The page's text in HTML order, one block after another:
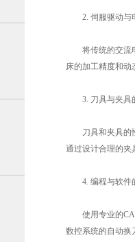
2. 伺服驱动与
将传统的交流电
床的加工精度和动
3. 刀具与夹具
刀具和夹具的性
通过设计合理的夹
4. 编程与软件
使用专业的
数控系统的自动换